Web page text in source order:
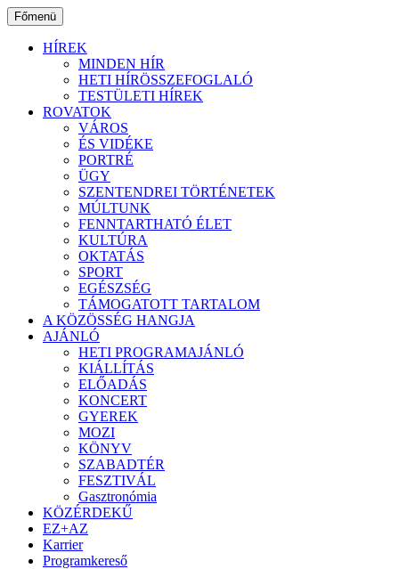
Ugrás
a
tartalomhoz
Főmenü
HÍREK
MINDEN HÍR
HETI HÍRÖSSZEFOGLALÓ
TESTÜLETI HÍREK
ROVATOK
VÁROS
ÉS VIDÉKE
PORTRÉ
ÜGY
SZENTENDREI TÖRTÉNETEK
MÚLTUNK
FENNTARTHATÓ ÉLET
KULTÚRA
OKTATÁS
SPORT
EGÉSZSÉG
TÁMOGATOTT TARTALOM
A KÖZÖSSÉG HANGJA
AJÁNLÓ
HETI PROGRAMAJÁNLÓ
KIÁLLÍTÁS
ELŐADÁS
KONCERT
GYEREK
MOZI
KÖNYV
SZABADTÉR
FESZTIVÁL
Gasztronómia
KÖZÉRDEKŰ
EZ+AZ
Karrier
Programkereső